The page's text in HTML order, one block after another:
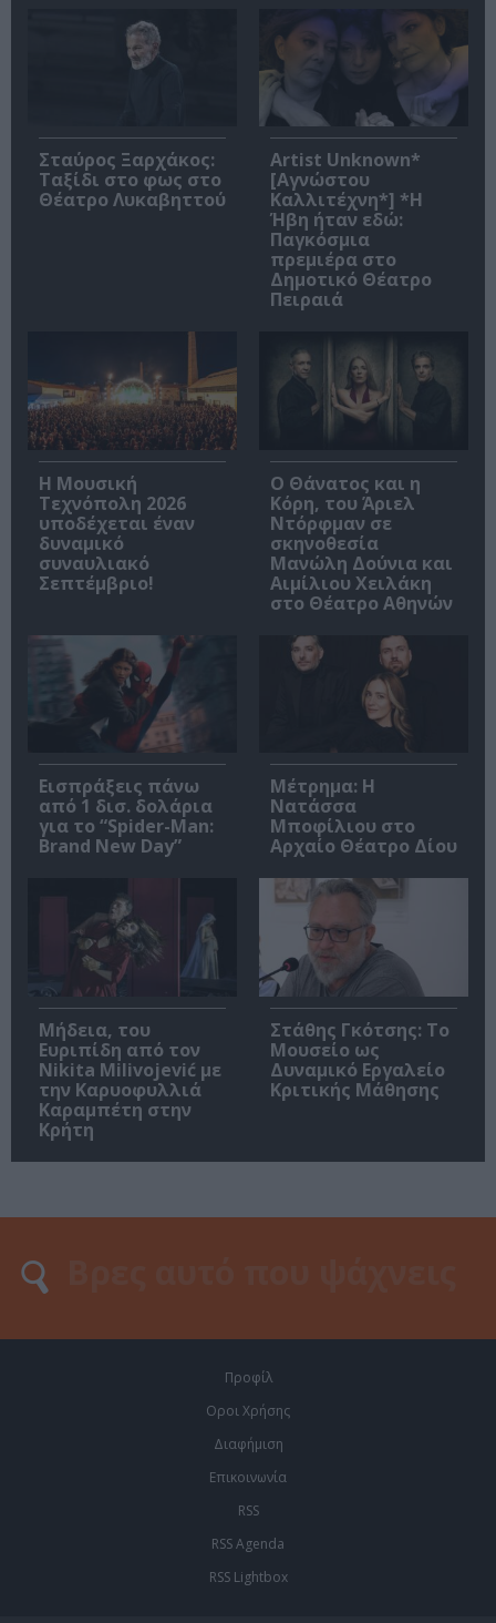
Σταύρος Ξαρχάκος:
Ταξίδι στο φως στο
Θέατρο Λυκαβηττού
Artist Unknown*
[Αγνώστου
Καλλιτέχνη*] *Η
Ήβη ήταν εδώ:
Παγκόσμια
πρεμιέρα στο
Δημοτικό Θέατρο
Πειραιά
Η Μουσική
Τεχνόπολη 2026
υποδέχεται έναν
δυναμικό
συναυλιακό
Σεπτέμβριο!
Ο Θάνατος και η
Κόρη, του Άριελ
Ντόρφμαν σε
σκηνοθεσία
Μανώλη Δούνια και
Αιμίλιου Χειλάκη
στο Θέατρο Αθηνών
Εισπράξεις πάνω
από 1 δισ. δολάρια
για το “Spider-Man:
Brand New Day”
Μέτρημα: Η
Νατάσσα
Μποφίλιου στο
Αρχαίο Θέατρο Δίου
Μήδεια, του
Ευριπίδη από τον
Nikita Milivojević με
την Καρυοφυλλιά
Καραμπέτη στην
Κρήτη
Στάθης Γκότσης: Το
Μουσείο ως
Δυναμικό Εργαλείο
Κριτικής Μάθησης
Προφίλ
Οροι Χρήσης
Διαφήμιση
Επικοινωνία
RSS
RSS Agenda
RSS Lightbox